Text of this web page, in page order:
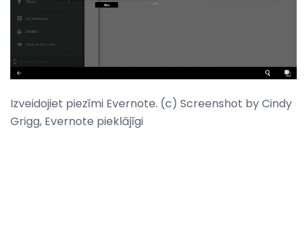
Izveidojiet piezīmi Evernote. (c) Screenshot by Cindy
Grigg, Evernote pieklājīgi